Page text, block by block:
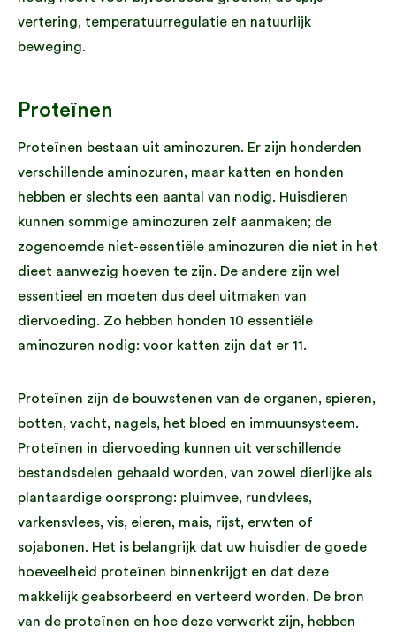
vertering, temperatuurregulatie en natuurlijk
beweging.
Proteïnen
Proteïnen bestaan uit aminozuren. Er zijn honderden
verschillende aminozuren, maar katten en honden
hebben er slechts een aantal van nodig. Huisdieren
kunnen sommige aminozuren zelf aanmaken; de
zogenoemde niet-essentiële aminozuren die niet in het
dieet aanwezig hoeven te zijn. De andere zijn wel
essentieel en moeten dus deel uitmaken van
diervoeding. Zo hebben honden 10 essentiële
aminozuren nodig: voor katten zijn dat er 11.
Proteïnen zijn de bouwstenen van de organen, spieren,
botten, vacht, nagels, het bloed en immuunsysteem.
Proteïnen in diervoeding kunnen uit verschillende
bestandsdelen gehaald worden, van zowel dierlijke als
plantaardige oorsprong: pluimvee, rundvlees,
varkensvlees, vis, eieren, mais, rijst, erwten of
sojabonen. Het is belangrijk dat uw huisdier de goede
hoeveelheid proteïnen binnenkrijgt en dat deze
makkelijk geabsorbeerd en verteerd worden. De bron
van de proteïnen en hoe deze verwerkt zijn, hebben